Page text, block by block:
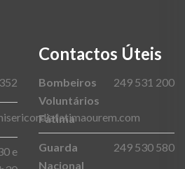
e
Contactos Úteis
Bombeiros
Voluntários
Fátima
249 531 200
Guarda
Nacional
249 530 580